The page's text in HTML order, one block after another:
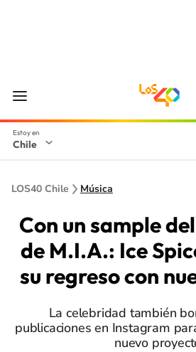
Chile
LOS40 Chile Música
Con un sample
de M.I.A.: Ice
su regreso con
La celebridad también
publicaciones en Instagram
nuevo